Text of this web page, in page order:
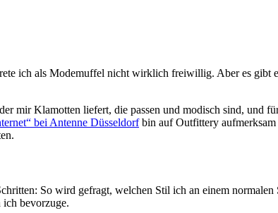
ich als Modemuffel nicht wirklich freiwillig. Aber es gibt
mir Klamotten liefert, die passen und modisch sind, und
bei Antenne Düsseldorfbin auf Outfittery aufmerksam
So wird gefragt, welchen Stil ich an einem
bevorzuge.